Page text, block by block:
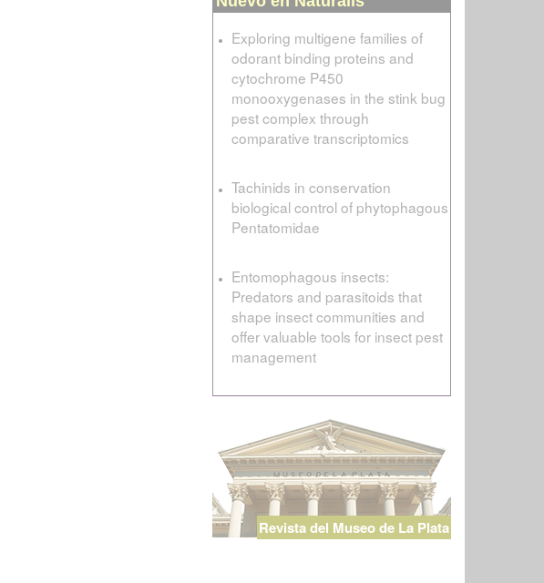
Exploring multigene families of
odorant binding proteins and
cytochrome P450
monooxygenases in the stink bug
pest complex through
comparative transcriptomics
Tachinids in conservation
biological control of phytophagous
Pentatomidae
Entomophagous insects:
Predators and parasitoids that
shape insect communities and
offer valuable tools for insect pest
management
Revista del Museo de La Plata